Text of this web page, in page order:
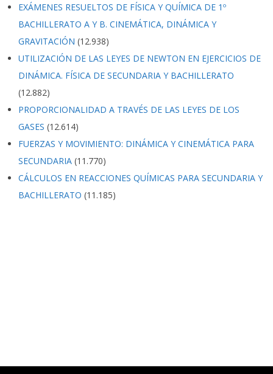
EXÁMENES RESUELTOS DE FÍSICA Y QUÍMICA DE 1º
BACHILLERATO A Y B. CINEMÁTICA, DINÁMICA Y
GRAVITACIÓN (12.938)
UTILIZACIÓN DE LAS LEYES DE NEWTON EN EJERCICIOS DE
DINÁMICA. FÍSICA DE SECUNDARIA Y BACHILLERATO
(12.882)
PROPORCIONALIDAD A TRAVÉS DE LAS LEYES DE LOS
GASES (12.614)
FUERZAS Y MOVIMIENTO: DINÁMICA Y CINEMÁTICA PARA
SECUNDARIA (11.770)
CÁLCULOS EN REACCIONES QUÍMICAS PARA SECUNDARIA Y
BACHILLERATO (11.185)